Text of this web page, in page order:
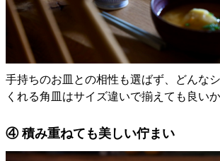
手持ちのお皿との相性も選ばず、どんな
くれる角皿はサイズ違いで揃えても良い
④ 積み重ねても美しい佇まい